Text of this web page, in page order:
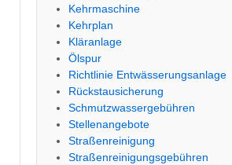
Kehrmaschine
Kehrplan
Kläranlage
Ölspur
Richtlinie Entwässerungsanlage
Rückstausicherung
Schmutzwassergebühren
Stellenangebote
Straßenreinigung
Straßenreinigungsgebühren